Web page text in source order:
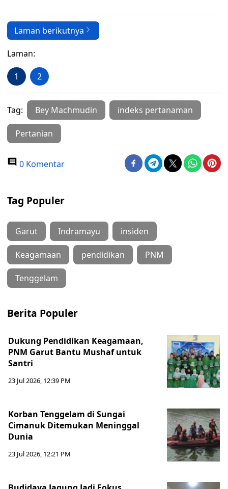
Laman berikutnya
Laman:
1 2
Tag: Bey Machmudin indeks pertanaman
Pertanian
0 Komentar
Tag Populer
Garut Indramayu insiden
Keagamaan pendidikan PNM
Tenggelam
Berita Populer
Dukung Pendidikan Keagamaan,
PNM Garut Bantu Mushaf untuk
Santri
23 Jul 2026, 12:39 PM
Korban Tenggelam di Sungai
Cimanuk Ditemukan Meninggal
Dunia
23 Jul 2026, 12:21 PM